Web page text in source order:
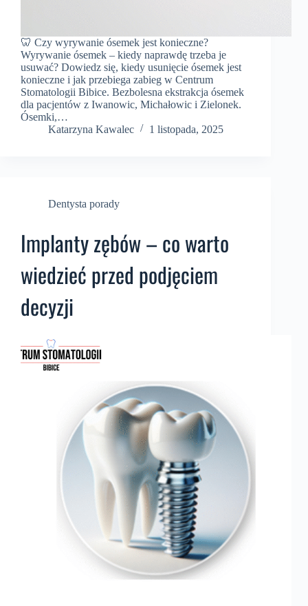
🦷 Czy wyrywanie ósemek jest konieczne?
Wyrywanie ósemek – kiedy naprawdę trzeba je
usuwać? Dowiedz się, kiedy usunięcie ósemek jest
konieczne i jak przebiega zabieg w Centrum
Stomatologii Bibice. Bezbolesna ekstrakcja ósemek
dla pacjentów z Iwanowic, Michałowic i Zielonek.
Ósemki,…
Katarzyna Kawalec
1 listopada, 2025
Dentysta porady
Implanty zębów – co warto
wiedzieć przed podjęciem
decyzji